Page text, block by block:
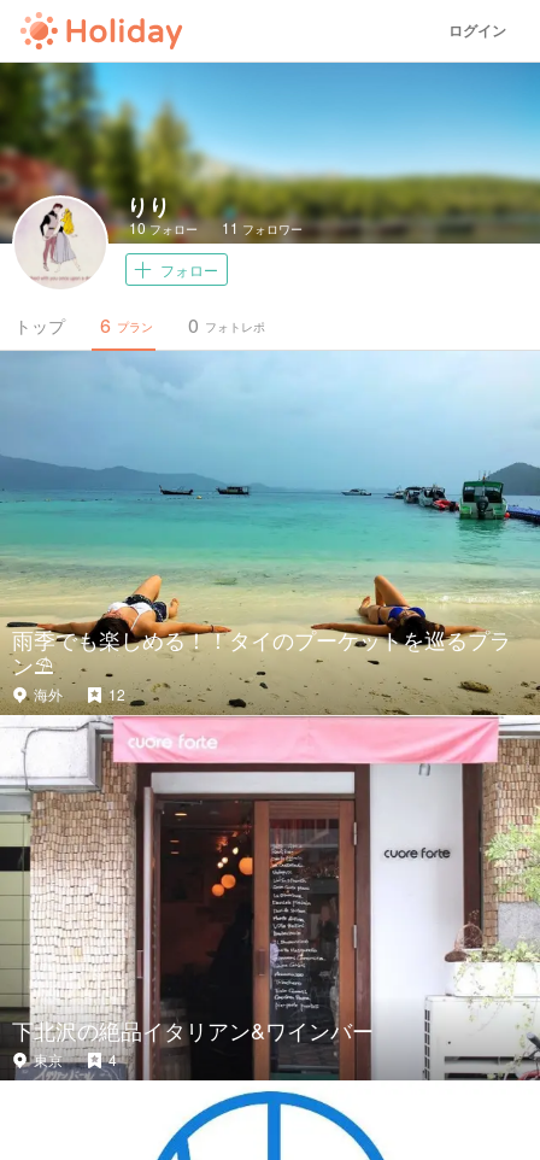
ログイン
りり
10フォロー 11 フォロワー
フォロー
トップ プラン
6 フォトレポ
0
雨季でも楽しめる！！タイのプーケットを巡るプラ
ン⛱
海外 12
下北沢の絶品イタリアン&ワインバー
東京 4